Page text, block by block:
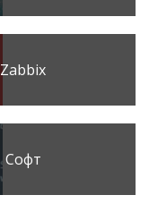
Zabbix
Софт